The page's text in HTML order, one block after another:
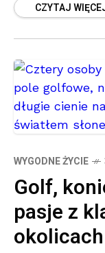
dostrzega, że
CZYTAJ
WYGODNE ŻYCIE
Golf,
pasje z